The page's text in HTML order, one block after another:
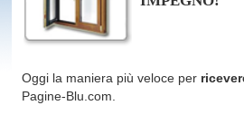
Oggi la maniera più veloce per
Pagine-Blu.com.